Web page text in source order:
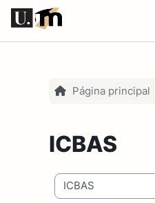
Ir para o conteúdo principal
Página principal
ICBAS
Categorias de